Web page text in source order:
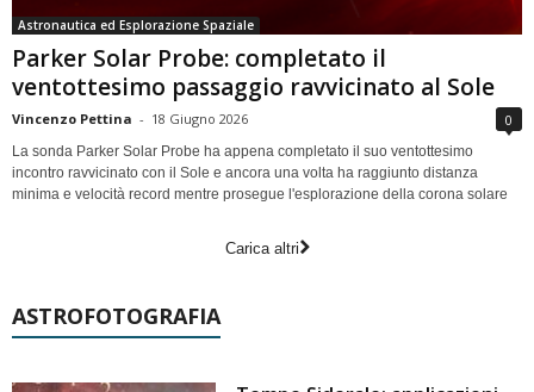
Astronautica ed Esplorazione Spaziale
Parker Solar Probe: completato il
ventottesimo passaggio ravvicinato al Sole
Vincenzo Pettina - 18 Giugno 2026 0
La sonda Parker Solar Probe ha appena completato il suo ventottesimo
incontro ravvicinato con il Sole e ancora una volta ha raggiunto distanza
minima e velocità record mentre prosegue l'esplorazione della corona solare
Carica altri
ASTROFOTOGRAFIA